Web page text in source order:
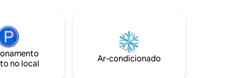
e
à
de
fechadura inteligente. Internet de alta
velocidade incluída. Perfeito para
famílias, grupos ou viajantes de negócios
que procuram um oásis urbano único.
no local
Ar-condicionado